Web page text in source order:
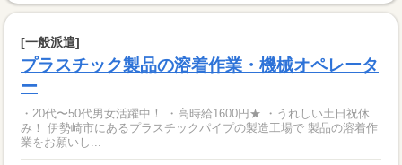
[一般派遣]
プラスチック製品の溶着作業・機械オペレータ
ー
・20代〜50代男女活躍中！ ・高時給1600円★ ・うれしい土日祝休
み！ 伊勢崎市にあるプラスチックパイプの製造工場で 製品の溶着作
業をお願いし...